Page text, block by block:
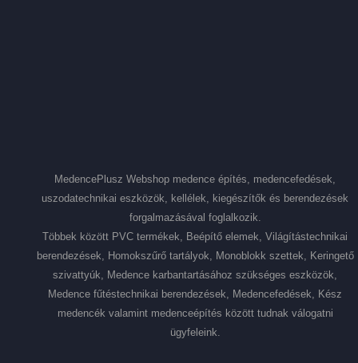
MedencePlusz Webshop medence építés, medencefedések,
uszodatechnikai eszközök, kellélek, kiegészítők és berendezések
forgalmazásával foglalkozik.
Többek között PVC termékek, Beépítő elemek, Világítástechnikai
berendezések, Homokszűrő tartályok, Monoblokk szettek, Keringető
szivattyúk, Medence karbantartásához szükséges eszközök,
Medence fűtéstechnikai berendezések, Medencefedések, Kész
medencék valamint medenceépítés között tudnak válogatni
ügyfeleink.